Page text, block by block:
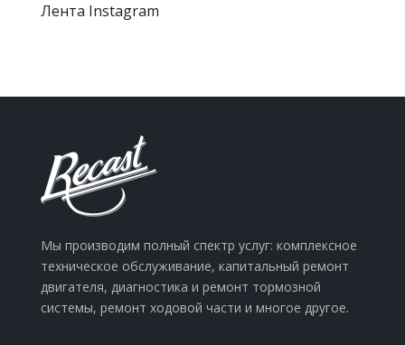
Лента Instagram
Мы производим полный спектр услуг: комплексное
техническое обслуживание, капитальный ремонт
двигателя, диагностика и ремонт тормозной
системы, ремонт ходовой части и многое другое.